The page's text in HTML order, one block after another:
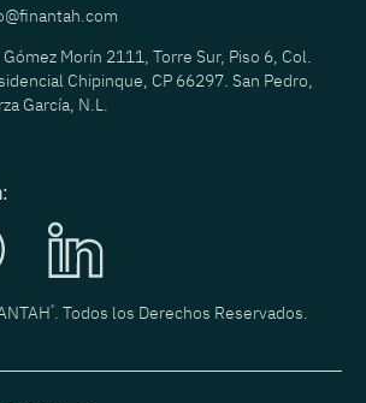
Gómez Morín 2111, Torre Sur, Piso 6, Col.
Chipinque, CP 66297. San Pedro,
García, N.L.
®. Todos los Derechos Reservados.